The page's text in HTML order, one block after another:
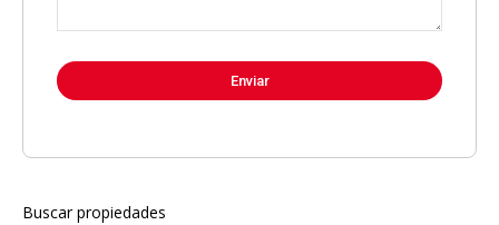
Buscar propiedades